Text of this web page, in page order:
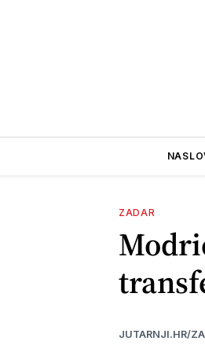
ZADAR
JUTARNJI.HR/